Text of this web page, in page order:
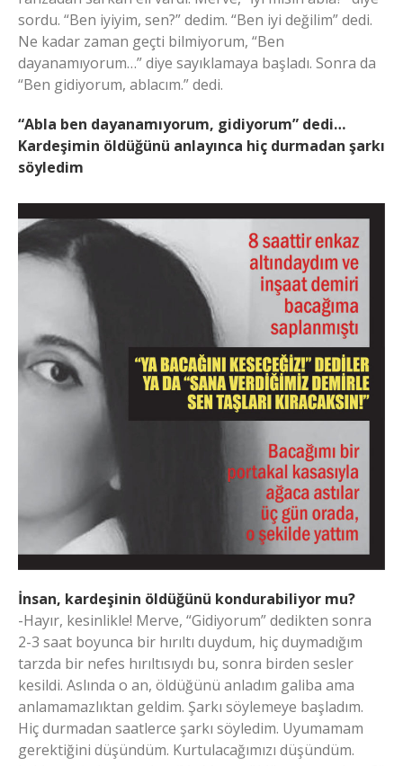
sordu. “Ben iyiyim, sen?” dedim. “Ben iyi değilim” dedi.
Ne kadar zaman geçti bilmiyorum, “Ben
dayanamıyorum…” diye sayıklamaya başladı. Sonra da
“Ben gidiyorum, ablacım.” dedi.
“Abla ben dayanamıyorum, gidiyorum” dedi…
Kardeşimin öldüğünü anlayınca hiç durmadan şarkı
söyledim
İnsan, kardeşinin öldüğünü kondurabiliyor mu?
-Hayır, kesinlikle! Merve, “Gidiyorum” dedikten sonra
2-3 saat boyunca bir hırıltı duydum, hiç duymadığım
tarzda bir nefes hırıltısıydı bu, sonra birden sesler
kesildi. Aslında o an, öldüğünü anladım galiba ama
anlamamazlıktan geldim. Şarkı söylemeye başladım.
Hiç durmadan saatlerce şarkı söyledim. Uyumamam
gerektiğini düşündüm. Kurtulacağımızı düşündüm.